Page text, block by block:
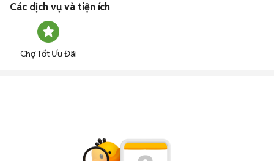
Các dịch vụ và tiện ích
Chợ Tốt Ưu Đãi